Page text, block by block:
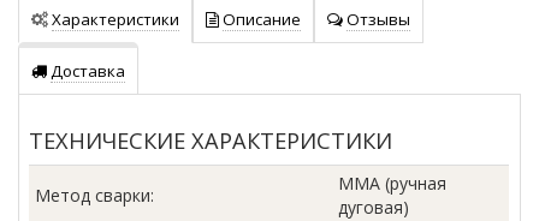
Характеристики Описание Отзывы
Доставка
ТЕХНИЧЕСКИЕ ХАРАКТЕРИСТИКИ
Метод сварки:
MMA (ручная
дуговая)